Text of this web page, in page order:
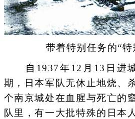
带着特别任务的“特
自1937年12月13日进城
期，日本军队无休止地烧、
个南京城处在血腥与死亡的
队里，有一大批特殊的日本